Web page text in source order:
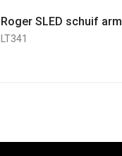
Roger SLED schuif arm
LT341